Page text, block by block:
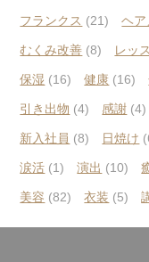
フランクス (21) ヘア
むくみ改善 (8) レッ
保湿 (16) 健康 (16)
引き出物 (4) 感謝 (4)
新入社員 (8) 日焼け
涙活 (1) 演出 (10)
美容 (82) 衣装 (5)